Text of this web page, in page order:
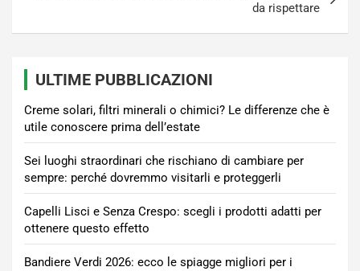
da rispettare
ULTIME PUBBLICAZIONI
Creme solari, filtri minerali o chimici? Le differenze che è
utile conoscere prima dell’estate
Sei luoghi straordinari che rischiano di cambiare per
sempre: perché dovremmo visitarli e proteggerli
Capelli Lisci e Senza Crespo: scegli i prodotti adatti per
ottenere questo effetto
Bandiere Verdi 2026: ecco le spiagge migliori per i